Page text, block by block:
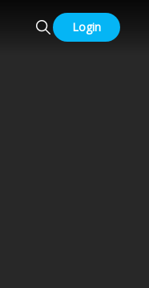
Login